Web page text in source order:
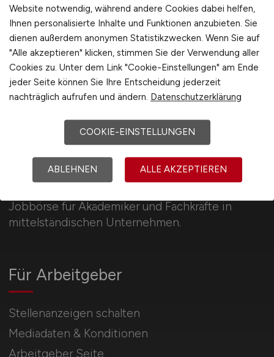
Umwelt / Natur
Unternehmensberatung / Wirtschaftsprüfung
Verwaltung
Gewerbe allgemein
Industrie allgemein
Wirtschaft allgemein
Sonstige
Europa
International
MITTELSTAND.JOBS
Jobbörse für Akademiker und Fachkräfte in
mittelständischen Unternehmen.
Für Arbeitgeber
Stellenanzeigen schalten
Mediadaten & Konditionen
Arbeitgeber Seite
Website notwendig, während andere Cookies dabei helfen,
Ihnen personalisierte Inhalte und Funktionen anzubieten. Sie
dienen außerdem anonymen Statistikzwecken. Wenn Sie auf
"Alle akzeptieren" klicken, stimmen Sie der Verwendung aller
Cookies zu. Unter dem Link "Cookie-Einstellungen" am Ende
jeder Seite können Sie Ihre Entscheidung jederzeit
nachträglich aufrufen und ändern. Datenschutzerklärung
COOKIE-EINSTELLUNGEN
ABLEHNEN ALLE AKZEPTIEREN